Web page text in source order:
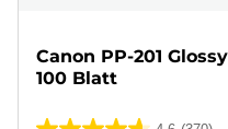
Canon PP-201
100 Blatt